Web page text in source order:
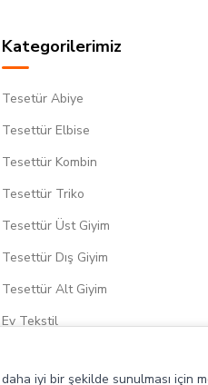
Kategorilerimiz
Tesetür Abiye
Tesettür Elbise
Tesettür Kombin
Tesettür Triko
Tesettür Üst Giyim
Tesettür Dış Giyim
Tesettür Alt Giyim
Ev Tekstil
iyi bir şekilde sunulması